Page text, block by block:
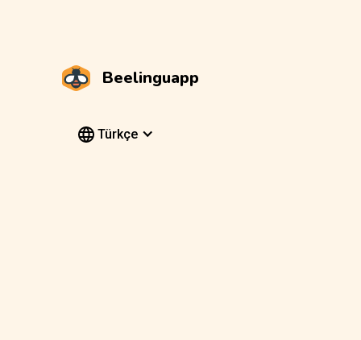
Beelinguapp
Türkçe